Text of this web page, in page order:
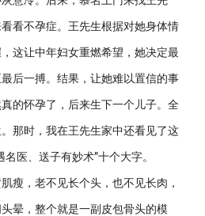
看不孕症。王先生根据对她身体情
这让中年妇女重燃希望，她决定最
后一搏。结果，让她难以置信的事
的怀孕了，后来生下一个儿子。全
那时，我在王先生家中还看见了这
医、送子有妙术”十个大字。
瘦，老不见长个头，也不见长肉，
晕，整个就是一副皮包骨头的模